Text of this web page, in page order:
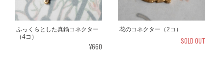
ふっくらとした真鍮コネクター
（4コ）
¥660
花のコネクター（2コ）
SOLD OUT